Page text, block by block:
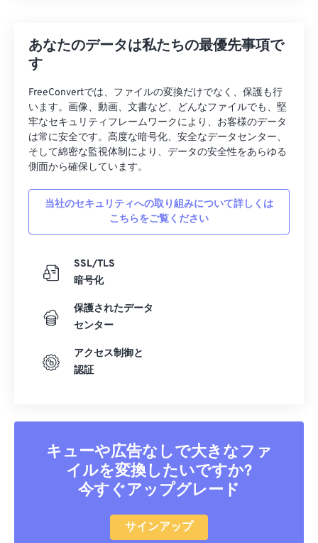
あなたのデータは私たちの最優先事項で
す
FreeConvertでは、ファイルの変換だけでなく、保護も行
います。画像、動画、文書など、どんなファイルでも、堅
牢なセキュリティフレームワークにより、お客様のデータ
は常に安全です。高度な暗号化、安全なデータセンター、
そして綿密な監視体制により、データの安全性をあらゆる
側面から確保しています。
当社のセキュリティへの取り組みについて詳しくは
こちらをご覧ください
SSL/TLS
暗号化
保護されたデータ
センター
アクセス制御と
認証
キューや広告なしで大きなファ
イルを変換したいですか?
今すぐアップグレード
サインアップ